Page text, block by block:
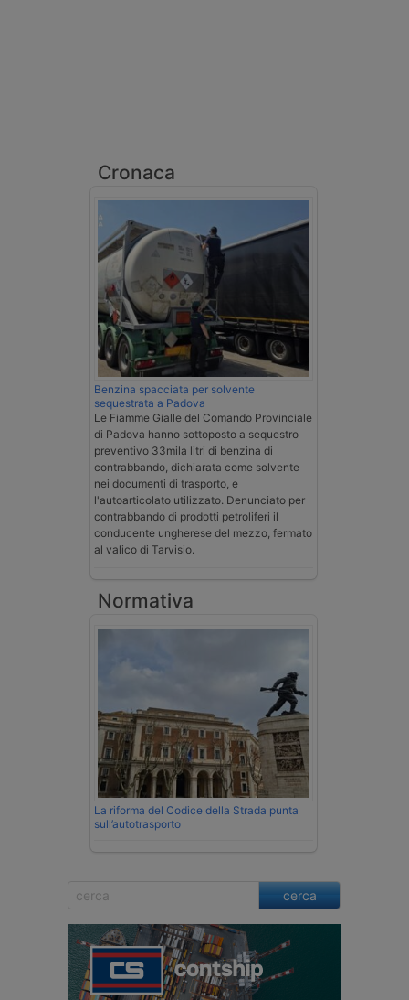
Cronaca
Benzina spacciata per solvente
sequestrata a Padova
Le Fiamme Gialle del Comando Provinciale
di Padova hanno sottoposto a sequestro
preventivo 33mila litri di benzina di
contrabbando, dichiarata come solvente
nei documenti di trasporto, e
l'autoarticolato utilizzato. Denunciato per
contrabbando di prodotti petroliferi il
conducente ungherese del mezzo, fermato
al valico di Tarvisio.
Normativa
La riforma del Codice della Strada punta
sull’autotrasporto
cerca